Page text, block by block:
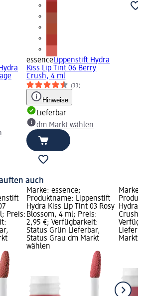
essenceLippenstift Hydra
Kiss Lip Tint 06 Berry
Crush, 4 ml
(33)
Hinweise
Lieferbar
dm Markt wählen
auch
Preis:
Marke: essence;
Produktname: Lippenstift
Hydra Kiss Lip Tint 03 Rosy
Blossom, 4 ml; Preis:
2,95 €; Verfügbarkeit:
Status Grün Lieferbar,
Status Grau dm Markt
wählen
Marke:
Hydra
Crush,
Markt